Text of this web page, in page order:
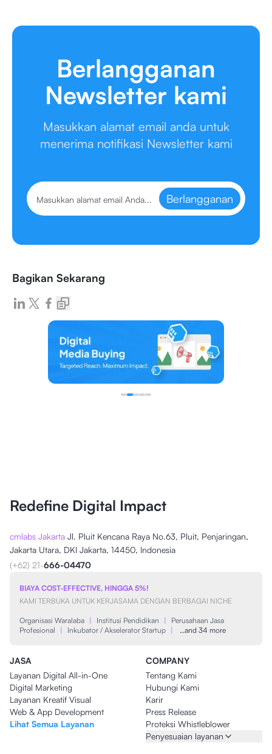
Berlangganan
Newsletter kami
Masukkan alamat email anda untuk
menerima notifikasi Newsletter kami
Berlangganan
Bagikan Sekarang
Redefine Digital Impact
cmlabs Jakarta Jl. Pluit Kencana Raya No.63, Pluit, Penjaringan,
Jakarta Utara, DKI Jakarta, 14450, Indonesia
(+62) 21-666-04470
BIAYA COST-EFFECTIVE, HINGGA 5%!
KAMI TERBUKA UNTUK KERJASAMA DENGAN BERBAGAI NICHE
Organisasi Waralaba | Institusi Pendidikan |
Perusahaan Jasa
Profesional
| Inkubator / Akselerator Startup | …and 34 more
JASA
Layanan Digital All-in-One
Digital Marketing
Layanan Kreatif Visual
Web & App Development
Lihat Semua Layanan
COMPANY
Tentang Kami
Hubungi Kami
Karir
Press Release
Proteksi Whistleblower
Penyesuaian layanan